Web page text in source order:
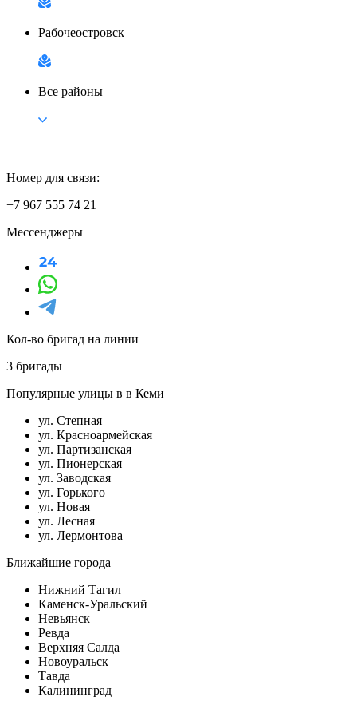
Рабочеостровск
Все районы
Номер для связи:
+7 967 555 74 21
Мессенджеры
Кол-во бригад на линии
3 бригады
Популярные улицы в в Кеми
ул. Степная
ул. Красноармейская
ул. Партизанская
ул. Пионерская
ул. Заводская
ул. Горького
ул. Новая
ул. Лесная
ул. Лермонтова
Ближайшие города
Нижний Тагил
Каменск-Уральский
Невьянск
Ревда
Верхняя Салда
Новоуральск
Тавда
Калининград